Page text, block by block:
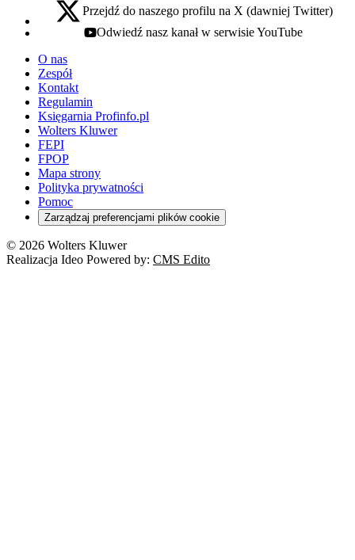
x - otwiera się w nowej karcie
Przejdź do naszego profilu na X (dawniej Twitter)
youtube - otwiera się w nowej karcie
Odwiedź nasz kanał w serwisie YouTube
O nas
Zespół
Kontakt
Regulamin
Księgarnia Profinfo.pl
Wolters Kluwer
FEPI
FPOP
Mapa strony
Polityka prywatności
Pomoc
Zarządzaj preferencjami plików cookie
© 2026 Wolters Kluwer
Realizacja Ideo Powered by: CMS Edito